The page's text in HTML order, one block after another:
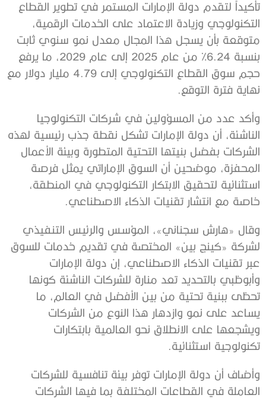
تأكيداً لتقدم دولة الإمارات المستمر في تطوير القطاع
التكنولوجي وزيادة الاعتماد على الخدمات الرقمية،
متوقعة بأن يسجل هذا المجال معدل نمو سنوي ثابت
بنسبة 6.24% من عام 2025 إلى عام 2029، ما يرفع
حجم سوق القطاع التكنولوجي إلى 4.79 مليار دولار مع
نهاية فترة التوقع.
وأكد عدد من المسؤولين في شركات التكنولوجيا
الناشئة، أن دولة الإمارات تشكل نقطة جذب رئيسية لهذه
الشركات بفضل بنيتها التحتية المتطورة وبيئة الأعمال
المحفزة، موضحين أن السوق الإماراتي يمثل فرصة
استثنائية لتحقيق الابتكار التكنولوجي في المنطقة،
خاصة مع انتشار تقنيات الذكاء الاصطناعي.
وقال «هارش سجناني»، المؤسس والرئيس التنفيذي
لشركة «كينج بين» المختصة في تقديم خدمات للسوق
عبر تقنيات الذكاء الاصطناعي، إن دولة الإمارات
وأبوظبي بالتحديد تعد منارة للشركات الناشئة كونها
تحظى ببنية تحتية من بين الأفضل في العالم، ما
يساعد على نمو وازدهار هذا النوع من الشركات
ويشجعها على الانطلاق نحو العالمية بابتكارات
تكنولوجية استثنائية.
وأضاف أن دولة الإمارات توفر بيئة تنافسية للشركات
العاملة في القطاعات المختلفة بما فيها الشركات